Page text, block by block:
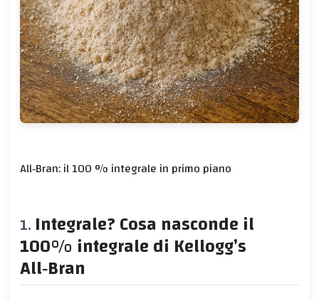
All‑Bran: il 100 % integrale in primo piano
Integrale? Cosa nasconde il
100% integrale di Kellogg’s
All‑Bran